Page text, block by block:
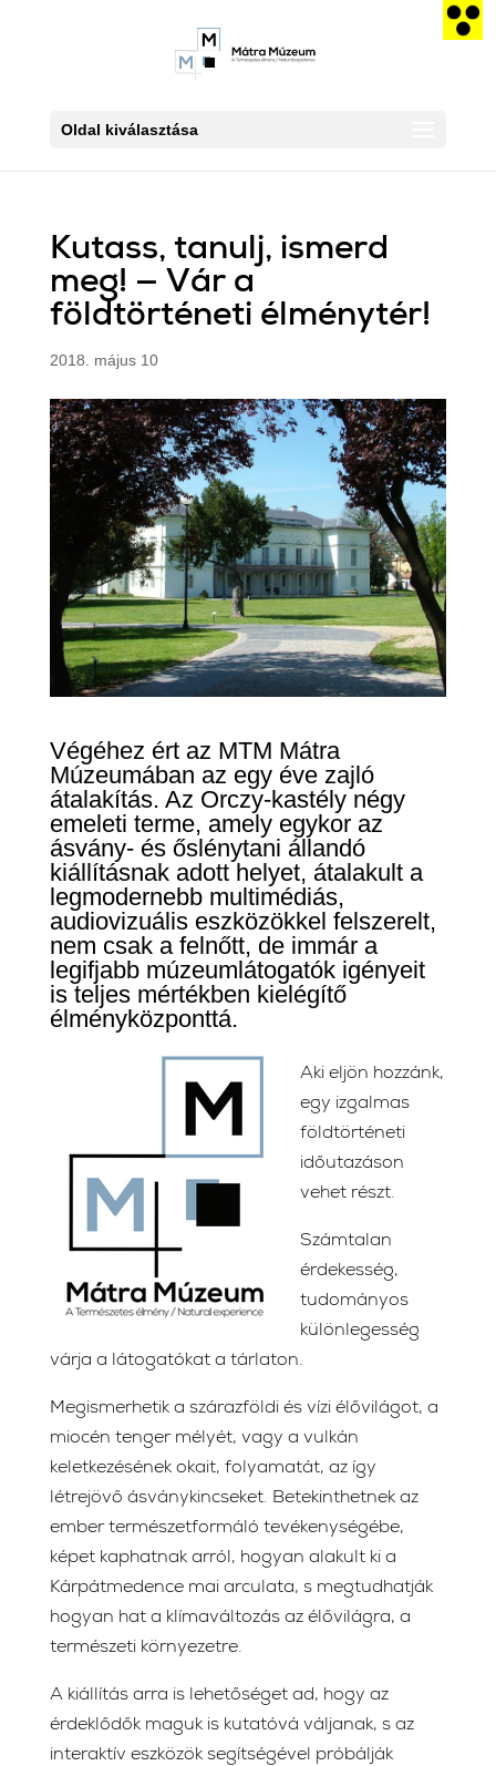
Oldal kiválasztása
Kutass, tanulj, ismerd
meg! — Vár a
földtörténeti élménytér!
2018. május 10
Végéhez ért az MTM Mátra
Múzeumában az egy éve zajló
átalakítás. Az Orczy-kastély négy
emeleti terme, amely egykor az
ásvány- és őslénytani állandó
kiállításnak adott helyet, átalakult a
legmodernebb multimédiás,
audiovizuális eszközökkel felszerelt,
nem csak a felnőtt, de immár a
legifjabb múzeumlátogatók igényeit
is teljes mértékben kielégítő
élményközponttá.
Aki eljön hozzánk,
egy izgalmas
földtörténeti
időutazáson
vehet részt.
Számtalan
érdekesség,
tudományos
különlegesség
várja a látogatókat a tárlaton.
Megismerhetik a szárazföldi és vízi élővilágot, a
miocén tenger mélyét, vagy a vulkán
keletkezésének okait, folyamatát, az így
létrejövő ásványkincseket. Betekinthetnek az
ember természetformáló tevékenységébe,
képet kaphatnak arról, hogyan alakult ki a
Kárpátmedence mai arculata, s megtudhatják
hogyan hat a klímaváltozás az élővilágra, a
természeti környezetre.
A kiállítás arra is lehetőséget ad, hogy az
érdeklődők maguk is kutatóvá váljanak, s az
interaktív eszközök segítségével próbálják